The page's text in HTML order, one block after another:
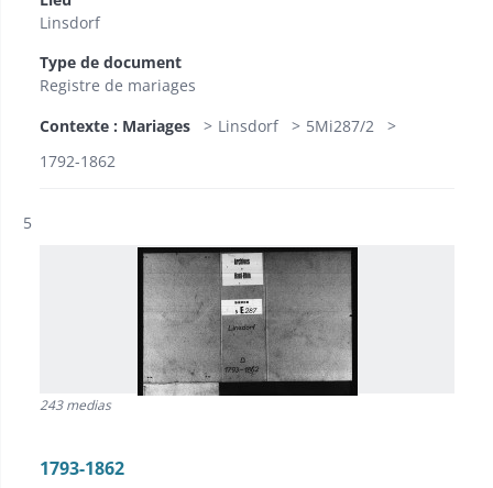
Linsdorf
Type de document
Registre de mariages
Contexte : Mariages
Linsdorf
5Mi287/2
1792-1862
Résultat n°
5
243 medias
1793-1862